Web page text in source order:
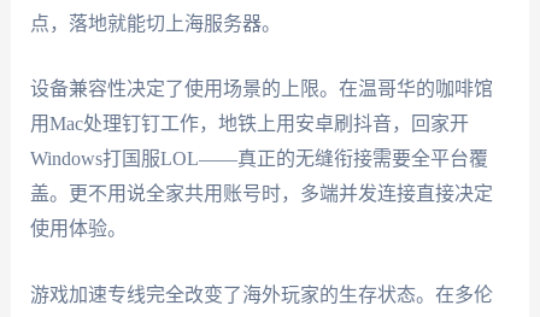
点，落地就能切上海服务器。
设备兼容性决定了使用场景的上限。在温哥华的咖啡馆
用Mac处理钉钉工作，地铁上用安卓刷抖音，回家开
Windows打国服LOL——真正的无缝衔接需要全平台覆
盖。更不用说全家共用账号时，多端并发连接直接决定
使用体验。
游戏加速专线完全改变了海外玩家的生存状态。在多伦